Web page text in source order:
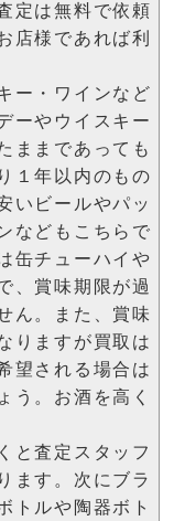
定は無料で依頼
店様であれば利
ー・ワインなど
ーやウイスキー
ままであっても
１年以内のもの
いビールやパッ
などもこちらで
缶チューハイや
、賞味期限が過
ん。また、賞味
りますが買取は
望される場合は
う。お酒を高く
と査定スタッフ
ます。次にブラ
トルや陶器ボト